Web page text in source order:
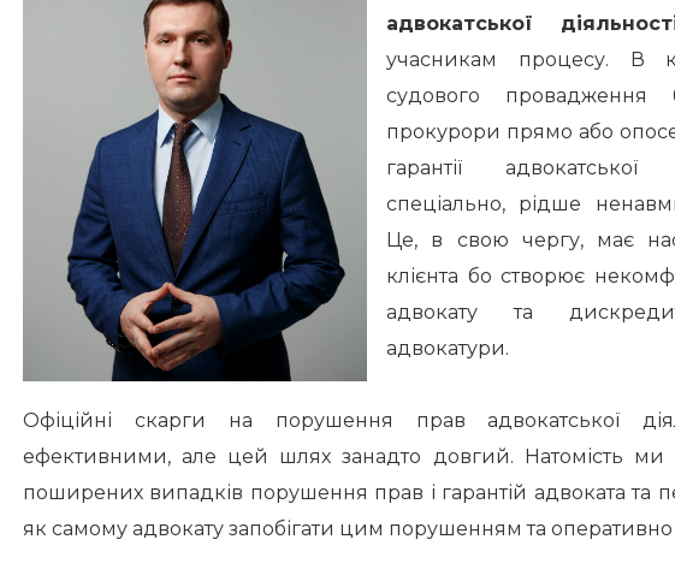
адвокатської
учасникам процесу. В
судового
прокурори прямо або
гарантії адвокатської
спеціально, рідше
Це, в свою чергу, має
клієнта бостворює
адвокату та
адвокатури.
Офіційні скарги на порушення прав адвокатської
ефективними, але цей шлях занадто довгий. Натомість ми
поширених випадків порушення прав і гарантій адвоката та
як самому адвокату запобігати цим порушенням та оперативно